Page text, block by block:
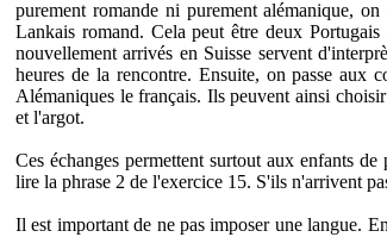
purement romande ni purement alémanique,
Lankais romand. Cela peut être deux
nouvellement arrivés en Suisse servent
heures de la rencontre. Ensuite, on passe aux
Alémaniques le français. Ils peuvent ainsi
et l'argot.
Ces échanges permettent surtout aux enfants
lire la phrase 2 de l'exercice 15. S'ils n'arrivent
Il est important de ne pas imposer une langue.